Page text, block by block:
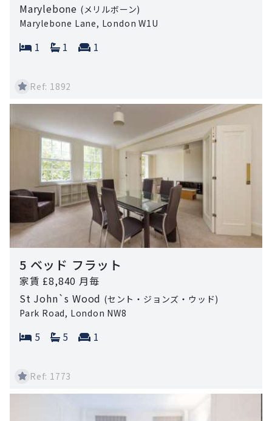
Marylebone (メリルボーン)
Marylebone Lane, London W1U
Bedrooms:
1 Bathrooms:
1 Reception rooms:
1
Ref: 1892
5 ベッド フラット
家賃 £8,840 月毎
St John`s Wood (セント・ジョンズ・ウッド)
Park Road, London NW8
Bedrooms:
5 Bathrooms:
5 Reception rooms:
1
Ref: 1773